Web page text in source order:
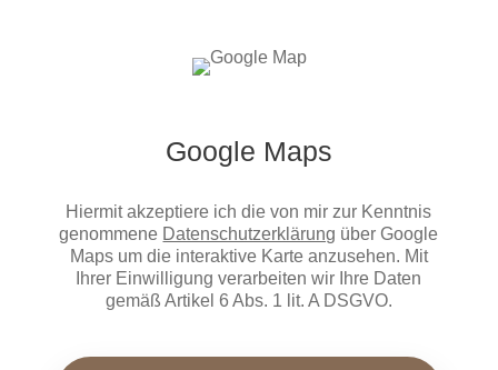
Google Maps
Hiermit akzeptiere ich die von mir zur Kenntnis
genommene Datenschutzerklärung über Google
Maps um die interaktive Karte anzusehen. Mit
Ihrer Einwilligung verarbeiten wir Ihre Daten
gemäß Artikel 6 Abs. 1 lit. A DSGVO.